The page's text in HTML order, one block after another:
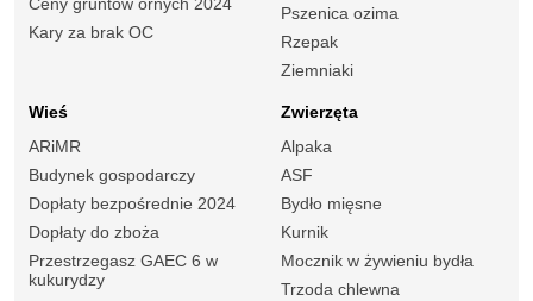
Kary za brak OC
Pszenica ozima
Rzepak
Ziemniaki
Wieś
ARiMR
Budynek gospodarczy
Dopłaty bezpośrednie 2024
Dopłaty do zboża
Przestrzegasz GAEC 6 w
kukurydzy
Zwierzęta
Alpaka
ASF
Bydło mięsne
Kurnik
Mocznik w żywieniu bydła
Trzoda chlewna